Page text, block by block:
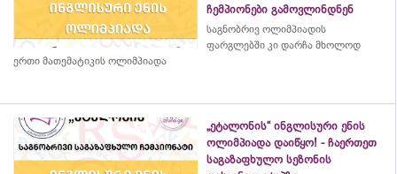
ჩემპიონები გამოვლინდნენ
საგნობრივ ოლიმპიადის
ფარგლებში კი დარჩა მხოლოდ
ერთი მათემატიკის ოლიმპიადა
„ეტალონის“ ინგლისური ენის
ოლიმპიადა დაიწყო! - ჩაერთეთ
საგაზაფხულო სეზონის